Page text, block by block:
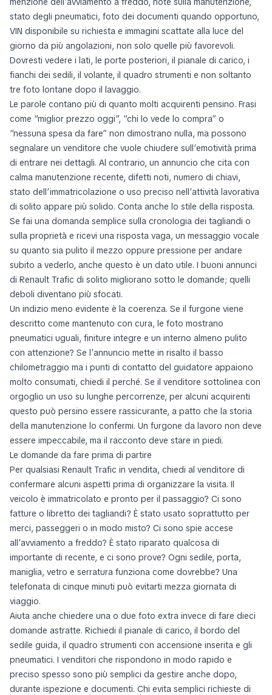
stato degli pneumatici, foto dei documenti quando opportuno,
VIN disponibile su richiesta e immagini scattate alla luce del
giorno da più angolazioni, non solo quelle più favorevoli.
Dovresti vedere i lati, le porte posteriori, il pianale di carico, i
fianchi dei sedili, il volante, il quadro strumenti e non soltanto
tre foto lontane dopo il lavaggio.
Le parole contano più di quanto molti acquirenti pensino. Frasi
come “miglior prezzo oggi”, “chi lo vede lo compra” o
“nessuna spesa da fare” non dimostrano nulla, ma possono
segnalare un venditore che vuole chiudere sull’emotività prima
di entrare nei dettagli. Al contrario, un annuncio che cita con
calma manutenzione recente, difetti noti, numero di chiavi,
stato dell’immatricolazione o uso preciso nell’attività lavorativa
di solito appare più solido. Conta anche lo stile della risposta.
Se fai una domanda semplice sulla cronologia dei tagliandi o
sulla proprietà e ricevi una risposta vaga, un messaggio vocale
su quanto sia pulito il mezzo oppure pressione per andare
subito a vederlo, anche questo è un dato utile. I buoni annunci
di Renault Trafic di solito migliorano sotto le domande; quelli
deboli diventano più sfocati.
Un indizio meno evidente è la coerenza. Se il furgone viene
descritto come mantenuto con cura, le foto mostrano
pneumatici uguali, finiture integre e un interno almeno pulito
con attenzione? Se l’annuncio mette in risalto il basso
chilometraggio ma i punti di contatto del guidatore appaiono
molto consumati, chiedi il perché. Se il venditore sottolinea con
orgoglio un uso su lunghe percorrenze, per alcuni acquirenti
questo può persino essere rassicurante, a patto che la storia
della manutenzione lo confermi. Un furgone da lavoro non deve
essere impeccabile, ma il racconto deve stare in piedi.
Le domande da fare prima di partire
Per qualsiasi Renault Trafic in vendita, chiedi al venditore di
confermare alcuni aspetti prima di organizzare la visita. Il
veicolo è immatricolato e pronto per il passaggio? Ci sono
fatture o libretto dei tagliandi? È stato usato soprattutto per
merci, passeggeri o in modo misto? Ci sono spie accese
all’avviamento a freddo? È stato riparato qualcosa di
importante di recente, e ci sono prove? Ogni sedile, porta,
maniglia, vetro e serratura funziona come dovrebbe? Una
telefonata di cinque minuti può evitarti mezza giornata di
viaggio.
Aiuta anche chiedere una o due foto extra invece di fare dieci
domande astratte. Richiedi il pianale di carico, il bordo del
sedile guida, il quadro strumenti con accensione inserita e gli
pneumatici. I venditori che rispondono in modo rapido e
preciso spesso sono più semplici da gestire anche dopo,
durante ispezione e documenti. Chi evita semplici richieste di